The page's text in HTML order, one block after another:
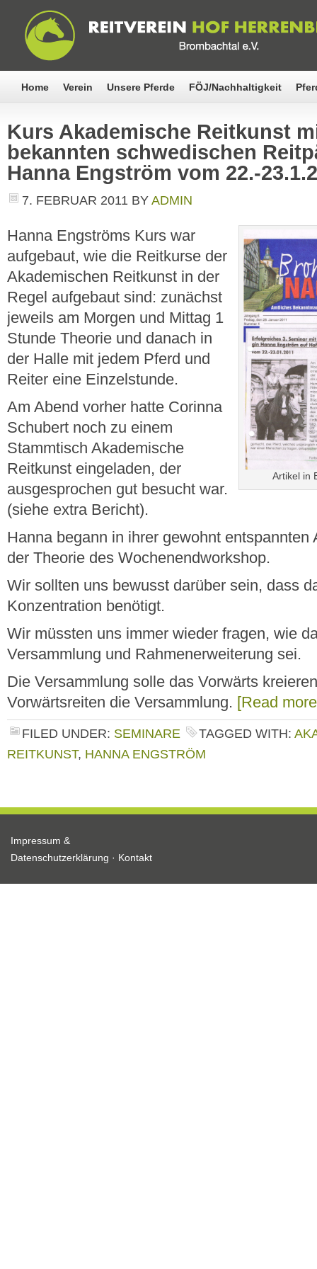
Home Verein Unsere Pferde FÖJ/Nachhaltigkeit
Kurs Akademische Reitkunst
bekannten schwedischen
Hanna Engström vom 22.-
7. FEBRUAR 2011 BY ADMIN
Artikel in
Hanna Engströms Kurs war
aufgebaut, wie die Reitkurse der
Akademischen Reitkunst in der
Regel aufgebaut sind: zunächst
jeweils am Morgen und Mittag 1
Stunde Theorie und danach in
der Halle mit jedem Pferd und
Reiter eine Einzelstunde.
Am Abend vorher hatte Corinna
Schubert noch zu einem
Stammtisch Akademische
Reitkunst eingeladen, der
ausgesprochen gut besucht war.
(siehe extra Bericht).
Hanna begann in ihrer gewohnt entspannten
der Theorie des Wochenendworkshop.
Wir sollten uns bewusst darüber sein, dass
Konzentration benötigt.
Wir müssten uns immer wieder fragen, wie
Versammlung und Rahmenerweiterung sei.
Die Versammlung solle das Vorwärts
Vorwärtsreiten die Versammlung. [Read
FILED UNDER: SEMINARE TAGGED WITH:
REITKUNST, HANNA ENGSTRÖM
Impressum &
Datenschutzerklärung · Kontakt